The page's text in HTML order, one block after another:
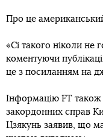
Про це
«Сі такого ніколи не
коментуючи
це з посиланням на
Інформацію FT також
закордонних справ
Цзякунь заявив, що